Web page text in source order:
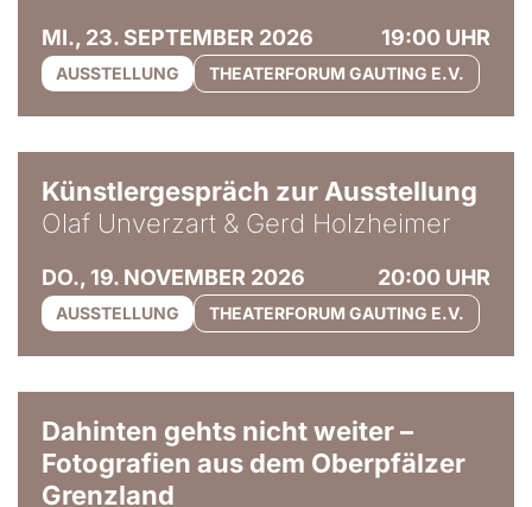
MI., 23. SEPTEMBER 2026 19:00 UHR
AUSSTELLUNG THEATERFORUM GAUTING E.V.
Künstlergespräch zur Ausstellung
Olaf Unverzart & Gerd Holzheimer
DO., 19. NOVEMBER 2026 20:00 UHR
AUSSTELLUNG THEATERFORUM GAUTING E.V.
Dahinten gehts nicht weiter –
Fotografien aus dem Oberpfälzer
Grenzland